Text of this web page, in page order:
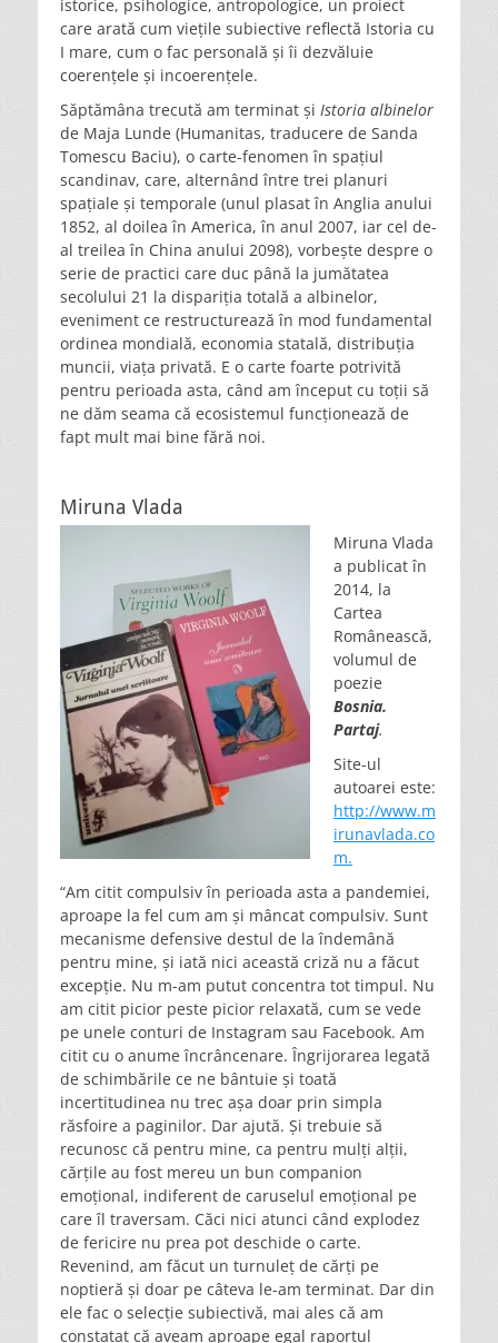
istorice, psihologice, antropologice, un proiect
care arată cum viețile subiective reflectă Istoria cu
I mare, cum o fac personală și îi dezvăluie
coerențele și incoerențele.
Săptămâna trecută am terminat și Istoria albinelor
de Maja Lunde (Humanitas, traducere de Sanda
Tomescu Baciu), o carte-fenomen în spațiul
scandinav, care, alternând între trei planuri
spațiale și temporale (unul plasat în Anglia anului
1852, al doilea în America, în anul 2007, iar cel de-
al treilea în China anului 2098), vorbește despre o
serie de practici care duc până la jumătatea
secolului 21 la dispariția totală a albinelor,
eveniment ce restructurează în mod fundamental
ordinea mondială, economia statală, distribuția
muncii, viața privată. E o carte foarte potrivită
pentru perioada asta, când am început cu toții să
ne dăm seama că ecosistemul funcționează de
fapt mult mai bine fără noi.
Miruna Vlada
Miruna Vlada
a publicat în
2014, la
Cartea
Românească,
volumul de
poezie
Bosnia.
Partaj.
Site-ul
autoarei este:
http://www.m
irunavlada.co
m.
“Am citit compulsiv în perioada asta a pandemiei,
aproape la fel cum am și mâncat compulsiv. Sunt
mecanisme defensive destul de la îndemână
pentru mine, și iată nici această criză nu a făcut
excepție. Nu m-am putut concentra tot timpul. Nu
am citit picior peste picior relaxată, cum se vede
pe unele conturi de Instagram sau Facebook. Am
citit cu o anume încrâncenare. Îngrijorarea legată
de schimbările ce ne bântuie și toată
incertitudinea nu trec așa doar prin simpla
răsfoire a paginilor. Dar ajută. Și trebuie să
recunosc că pentru mine, ca pentru mulți alții,
cărțile au fost mereu un bun companion
emoțional, indiferent de caruselul emoțional pe
care îl traversam. Căci nici atunci când explodez
de fericire nu prea pot deschide o carte.
Revenind, am făcut un turnuleț de cărți pe
noptieră și doar pe câteva le-am terminat. Dar din
ele fac o selecție subiectivă, mai ales că am
constatat că aveam aproape egal raportul